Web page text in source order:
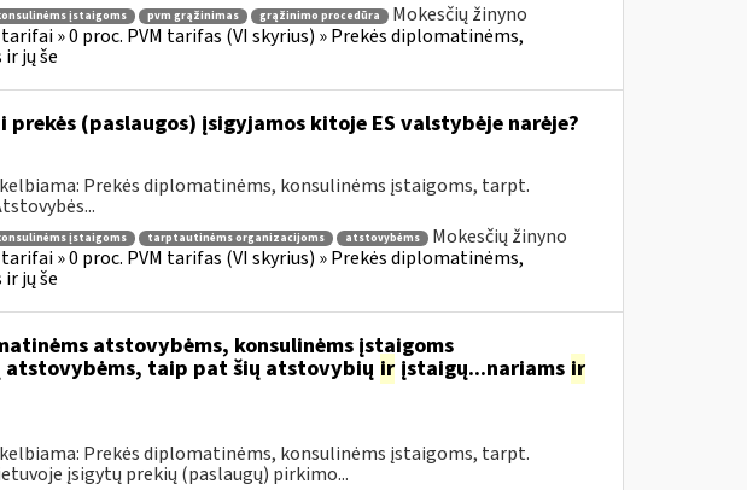
įstaigoms pvm grąžinimas grąžinimo procedūra
Mokesčių žinyno
» 0 proc. PVM tarifas (VI skyrius) » Prekės diplomatinėms,
jų še
(paslaugos) įsigyjamos kitoje ES valstybėje narėje?
Prekės diplomatinėms, konsulinėms įstaigoms, tarpt.
įstaigoms tarptautinėms organizacijoms atstovybėms
Mokesčių žinyno
» 0 proc. PVM tarifas (VI skyrius) » Prekės diplomatinėms,
jų še
atstovybėms, konsulinėms įstaigoms
taip pat šių atstovybių irįstaigų...nariams ir
Prekės diplomatinėms, konsulinėms įstaigoms, tarpt.
įsigytų prekių (paslaugų) pirkimo...